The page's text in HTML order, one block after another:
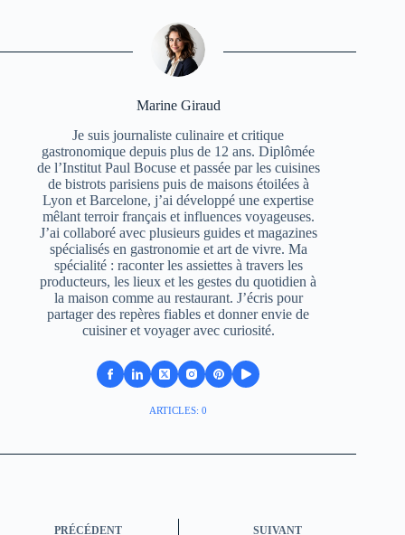
Marine Giraud
Je suis journaliste culinaire et critique
gastronomique depuis plus de 12 ans. Diplômée
de l’Institut Paul Bocuse et passée par les cuisines
de bistrots parisiens puis de maisons étoilées à
Lyon et Barcelone, j’ai développé une expertise
mêlant terroir français et influences voyageuses.
J’ai collaboré avec plusieurs guides et magazines
spécialisés en gastronomie et art de vivre. Ma
spécialité : raconter les assiettes à travers les
producteurs, les lieux et les gestes du quotidien à
la maison comme au restaurant. J’écris pour
partager des repères fiables et donner envie de
cuisiner et voyager avec curiosité.
ARTICLES: 0
PRÉCÉDENT SUIVANT